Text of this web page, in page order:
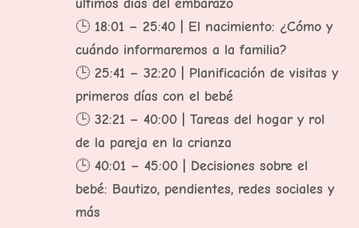
🕒 18:01 – 25:40 | El nacimiento: ¿Cómo y
cuándo informaremos a la familia?
🕒 25:41 – 32:20 | Planificación de visitas y
primeros días con el bebé
🕒 32:21 – 40:00 | Tareas del hogar y rol
de la pareja en la crianza
🕒 40:01 – 45:00 | Decisiones sobre el
bebé: Bautizo, pendientes, redes sociales y
más